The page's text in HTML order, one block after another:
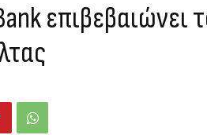
επιβεβαιώνει